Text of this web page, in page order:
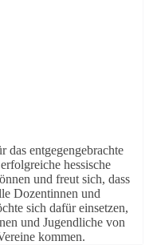
das entgegengebrachte
hessische
und freut sich, dass
Dozentinnen und
sich dafür einsetzen,
und Jugendliche von
kommen.